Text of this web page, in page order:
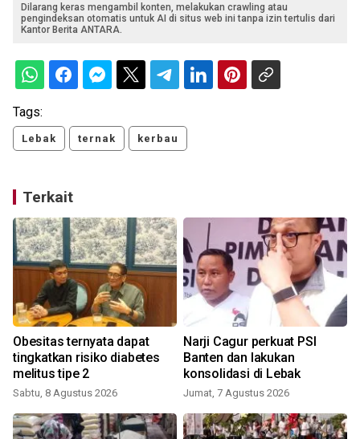
Dilarang keras mengambil konten, melakukan crawling atau
pengindeksan otomatis untuk AI di situs web ini tanpa izin tertulis dari
Kantor Berita ANTARA.
Tags:
Lebak ternak kerbau
Terkait
Obesitas ternyata dapat
tingkatkan risiko diabetes
melitus tipe 2
Sabtu, 8 Agustus 2026
Narji Cagur perkuat PSI
Banten dan lakukan
konsolidasi di Lebak
Jumat, 7 Agustus 2026